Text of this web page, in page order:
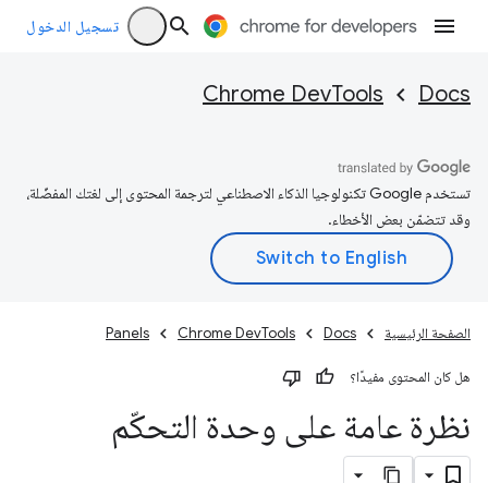
تسجيل الدخول
Docs
Chrome DevTools
تستخدم Google تكنولوجيا الذكاء الاصطناعي لترجمة المحتوى إلى لغتك المفضّلة،
وقد تتضمّن بعض الأخطاء.
الصفحة الرئيسية Docs
Chrome DevTools
Panels
هل كان المحتوى مفيدًا؟
نظرة عامة على وحدة التحكّم